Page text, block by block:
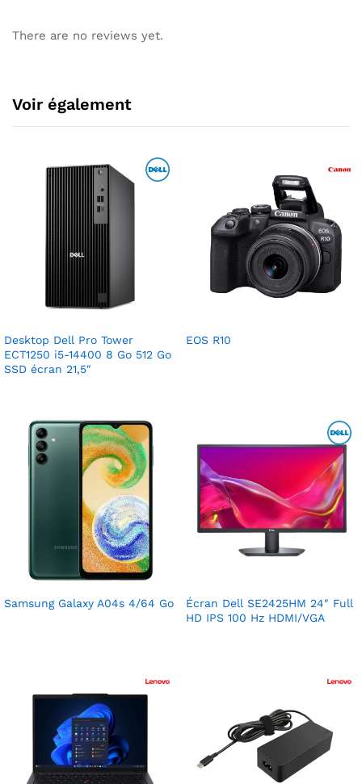
There are no reviews yet.
Voir également
Desktop Dell Pro Tower
ECT1250 i5-14400 8 Go 512 Go
SSD écran 21,5″
EOS R10
Samsung Galaxy A04s 4/64 Go
Écran Dell SE2425HM 24″ Full
HD IPS 100 Hz HDMI/VGA